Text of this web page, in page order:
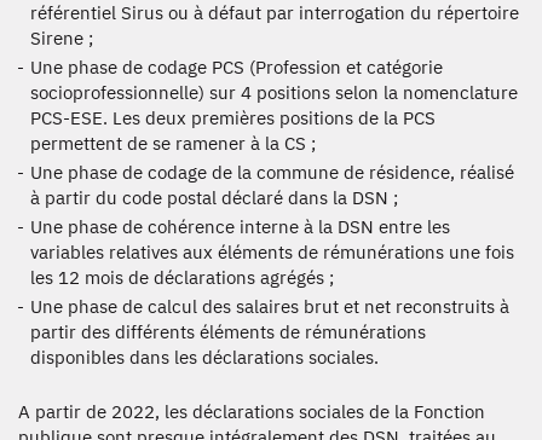
référentiel Sirus ou à défaut par interrogation du répertoire
Sirene ;
Une phase de codage PCS (Profession et catégorie
socioprofessionnelle) sur 4 positions selon la nomenclature
PCS-ESE. Les deux premières positions de la PCS
permettent de se ramener à la CS ;
Une phase de codage de la commune de résidence, réalisé
à partir du code postal déclaré dans la DSN ;
Une phase de cohérence interne à la DSN entre les
variables relatives aux éléments de rémunérations une fois
les 12 mois de déclarations agrégés ;
Une phase de calcul des salaires brut et net reconstruits à
partir des différents éléments de rémunérations
disponibles dans les déclarations sociales.
A partir de 2022, les déclarations sociales de la Fonction